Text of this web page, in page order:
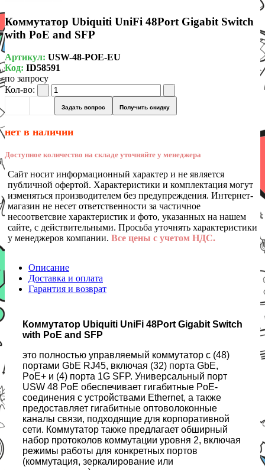
Коммутатор Ubiquiti UniFi 48Port Gigabit Switch
with PoE and SFP
Артикул: USW-48-POE-EU
Код: ID58591
по запросу
Кол-во:
Задать вопрос Получить скидку
нет в наличии
Доступное количество на складе уточняйте у менеджера
Сайт носит информационный характер и не является
публичной офертой. Характеристики и комплектация могут
изменяться производителем без предупреждения. Интернет-
магазин не несет ответственности за частичное
несоответсвие характеристик и фото, указанных на нашем
сайте, с действительными. Просьба уточнять характеристики
у менеджеров компании. Все цены с учетом НДС.
Описание
Доставка и оплата
Гарантия и возврат
Коммутатор Ubiquiti UniFi 48Port Gigabit Switch
with PoE and SFP
это полностью управляемый коммутатор с (48)
портами GbE RJ45, включая (32) порта GbE,
PoE+ и (4) порта 1G SFP. Универсальный порт
USW 48 PoE обеспечивает гигабитные PoE-
соединения с устройствами Ethernet, а также
предоставляет гигабитные оптоволоконные
каналы связи, подходящие для корпоративной
сети. Коммутатор также предлагает обширный
набор протоколов коммутации уровня 2, включая
режимы работы для конкретных портов
(коммутация, зеркалирование или